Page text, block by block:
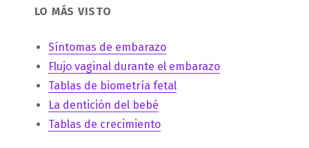
LO MÁS VISTO
Síntomas de embarazo
Flujo vaginal durante el embarazo
Tablas de biometría fetal
La dentición del bebé
Tablas de crecimiento